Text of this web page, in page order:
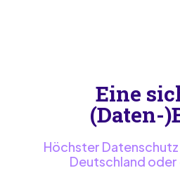
Eine
(Daten-
Höchster
Deutschland oder